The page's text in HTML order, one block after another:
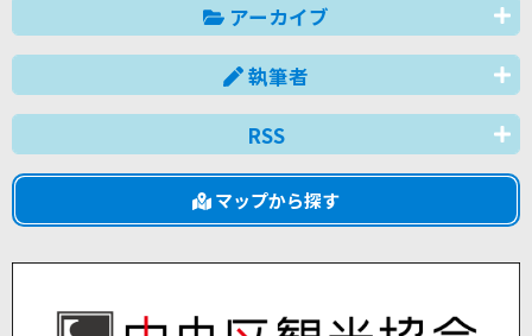
アーカイブ
執筆者
RSS
マップから探す